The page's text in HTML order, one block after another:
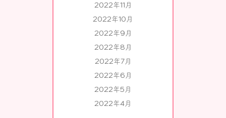
2022年11月
2022年10月
2022年9月
2022年8月
2022年7月
2022年6月
2022年5月
2022年4月